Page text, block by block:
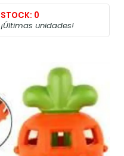
STOCK: 0
¡Últimas unidades!